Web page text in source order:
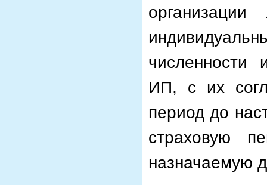
численности
ИП, с их
период до
страховую
назначаемую